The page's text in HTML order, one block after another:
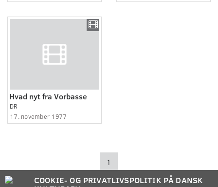
Hvad nyt fra Vorbasse
DR
17. november 1977
1
COOKIE- OG PRIVATLIVSPOLITIK PÅ DANSK